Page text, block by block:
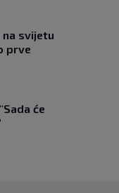
svijetu
prve
će